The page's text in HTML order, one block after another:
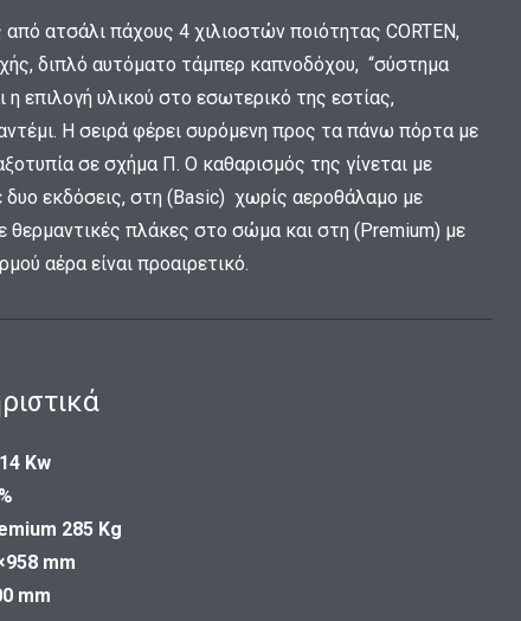
ατσάλι πάχους 4 χιλιοστών ποιότητας CORTEN,
διπλό αυτόματο τάμπερ καπνοδόχου, “σύστημα
η επιλογή υλικού στο εσωτερικό της εστίας,
H σειρά φέρει συρόμενη προς τα πάνω πόρτα με
σε σχήμα Π. Ο καθαρισμός της γίνεται με
δυο εκδόσεις, στη (Basic) χωρίς αεροθάλαμο με
θερμαντικές πλάκες στο σώμα και στη (Premium) με
αέρα είναι προαιρετικό.
Kw
285 Kg
mm
mm